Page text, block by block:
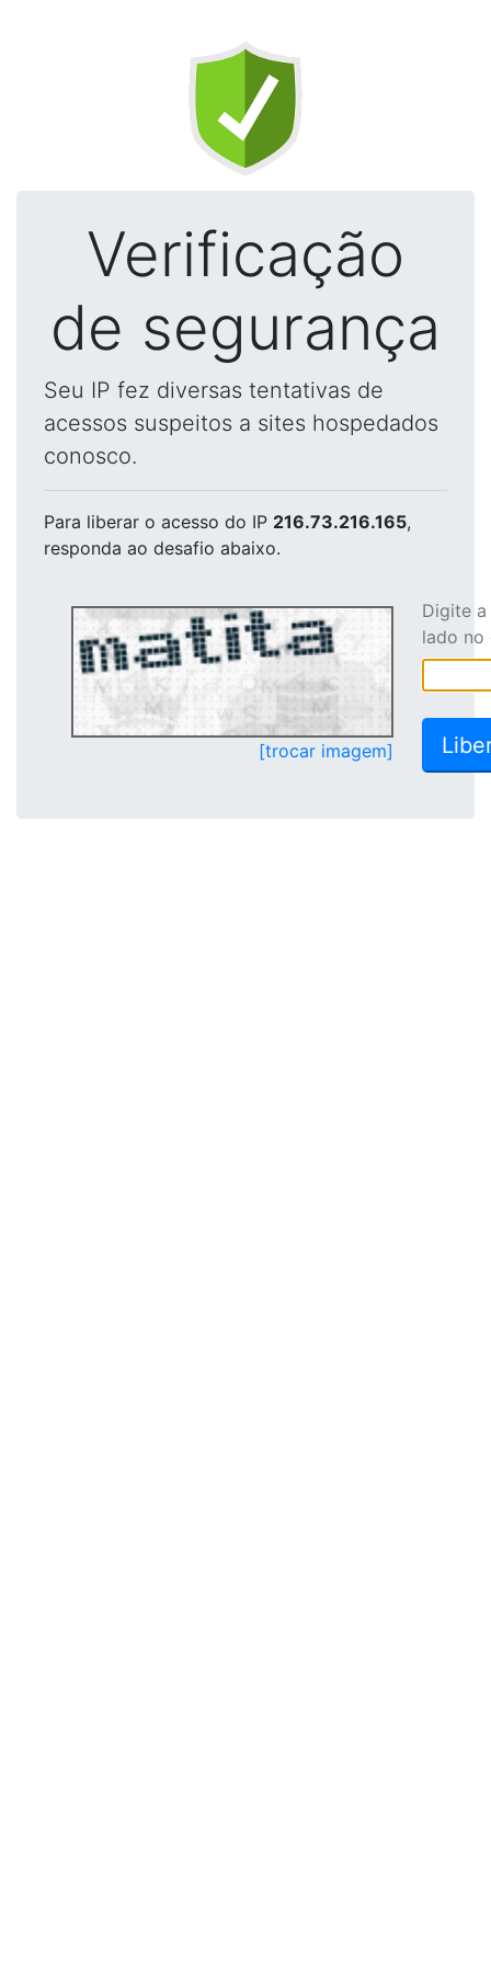
Verificação
de segurança
Seu IP fez diversas tentativas de
acessos suspeitos a sites hospedados
conosco.
Para liberar o acesso do IP 216.73.216.165,
responda ao desafio abaixo.
[trocar imagem]
Digite
lado no